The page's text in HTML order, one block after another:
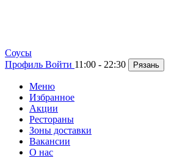
Cоусы
Профиль Войти 11:00 - 22:30 Рязань
Меню
Избранное
Акции
Рестораны
Зоны доставки
Вакансии
О нас